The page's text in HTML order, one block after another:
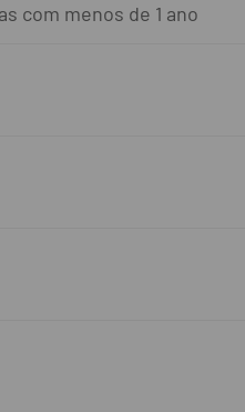
com menos de 1 ano